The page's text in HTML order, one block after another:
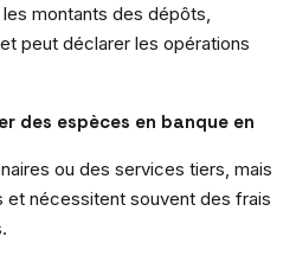
montants des dépôts,
peut déclarer les opérations
des espèces en banque en
ou des services tiers, mais
et nécessitent souvent des frais